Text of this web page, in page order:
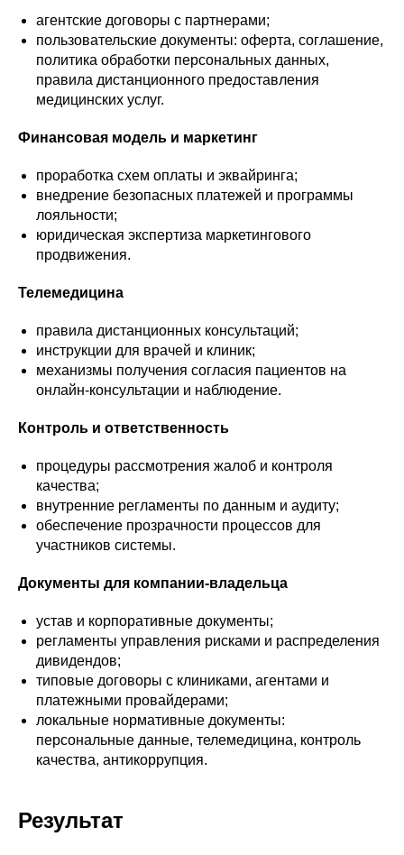
агентские договоры с партнерами;
пользовательские документы: оферта, соглашение,
политика обработки персональных данных,
правила дистанционного предоставления
медицинских услуг.
Финансовая модель и маркетинг
проработка схем оплаты и эквайринга;
внедрение безопасных платежей и программы
лояльности;
юридическая экспертиза маркетингового
продвижения.
Телемедицина
правила дистанционных консультаций;
инструкции для врачей и клиник;
механизмы получения согласия пациентов на
онлайн-консультации и наблюдение.
Контроль и ответственность
процедуры рассмотрения жалоб и контроля
качества;
внутренние регламенты по данным и аудиту;
обеспечение прозрачности процессов для
участников системы.
Документы для компании-владельца
устав и корпоративные документы;
регламенты управления рисками и распределения
дивидендов;
типовые договоры с клиниками, агентами и
платежными провайдерами;
локальные нормативные документы:
персональные данные, телемедицина, контроль
качества, антикоррупция.
Результат